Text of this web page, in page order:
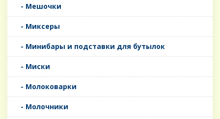
- Мешочки
- Миксеры
- Минибары и подставки для бутылок
- Миски
- Молоковарки
- Молочники